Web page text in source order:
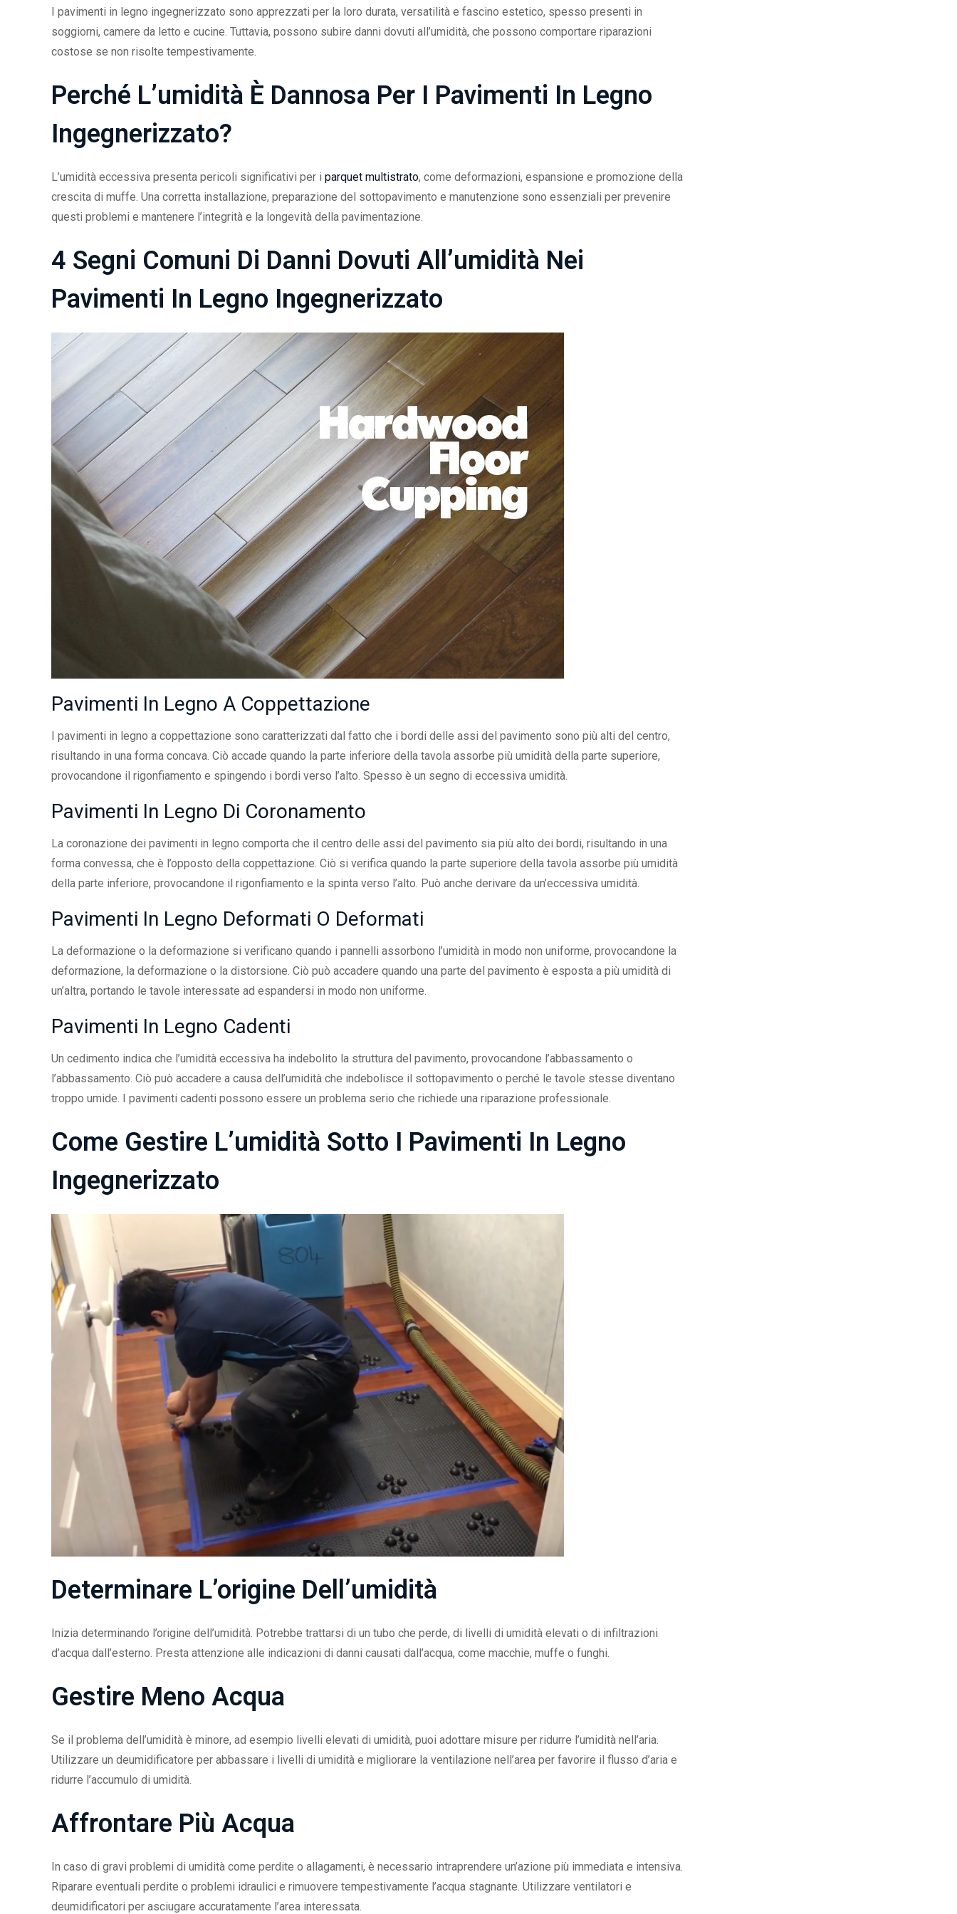
I pavimenti in legno ingegnerizzato sono apprezzati per la loro durata, versatilità e fascino estetico, spesso presenti in
soggiorni, camere da letto e cucine. Tuttavia, possono subire danni dovuti all’umidità, che possono comportare riparazioni
costose se non risolte tempestivamente.
Perché L’umidità È Dannosa Per I Pavimenti In Legno
Ingegnerizzato?
L’umidità eccessiva presenta pericoli significativi per i parquet multistrato, come deformazioni, espansione e promozione della
crescita di muffe. Una corretta installazione, preparazione del sottopavimento e manutenzione sono essenziali per prevenire
questi problemi e mantenere l’integrità e la longevità della pavimentazione.
4 Segni Comuni Di Danni Dovuti All’umidità Nei
Pavimenti In Legno Ingegnerizzato
Pavimenti In Legno A Coppettazione
I pavimenti in legno a coppettazione sono caratterizzati dal fatto che i bordi delle assi del pavimento sono più alti del centro,
risultando in una forma concava. Ciò accade quando la parte inferiore della tavola assorbe più umidità della parte superiore,
provocandone il rigonfiamento e spingendo i bordi verso l’alto. Spesso è un segno di eccessiva umidità.
Pavimenti In Legno Di Coronamento
La coronazione dei pavimenti in legno comporta che il centro delle assi del pavimento sia più alto dei bordi, risultando in una
forma convessa, che è l’opposto della coppettazione. Ciò si verifica quando la parte superiore della tavola assorbe più umidità
della parte inferiore, provocandone il rigonfiamento e la spinta verso l’alto. Può anche derivare da un’eccessiva umidità.
Pavimenti In Legno Deformati O Deformati
La deformazione o la deformazione si verificano quando i pannelli assorbono l’umidità in modo non uniforme, provocandone la
deformazione, la deformazione o la distorsione. Ciò può accadere quando una parte del pavimento è esposta a più umidità di
un’altra, portando le tavole interessate ad espandersi in modo non uniforme.
Pavimenti In Legno Cadenti
Un cedimento indica che l’umidità eccessiva ha indebolito la struttura del pavimento, provocandone l’abbassamento o
l’abbassamento. Ciò può accadere a causa dell’umidità che indebolisce il sottopavimento o perché le tavole stesse diventano
troppo umide. I pavimenti cadenti possono essere un problema serio che richiede una riparazione professionale.
Come Gestire L’umidità Sotto I Pavimenti In Legno
Ingegnerizzato
Determinare L’origine Dell’umidità
Inizia determinando l’origine dell’umidità. Potrebbe trattarsi di un tubo che perde, di livelli di umidità elevati o di infiltrazioni
d’acqua dall’esterno. Presta attenzione alle indicazioni di danni causati dall’acqua, come macchie, muffe o funghi.
Gestire Meno Acqua
Se il problema dell’umidità è minore, ad esempio livelli elevati di umidità, puoi adottare misure per ridurre l’umidità nell’aria.
Utilizzare un deumidificatore per abbassare i livelli di umidità e migliorare la ventilazione nell’area per favorire il flusso d’aria e
ridurre l’accumulo di umidità.
Affrontare Più Acqua
In caso di gravi problemi di umidità come perdite o allagamenti, è necessario intraprendere un’azione più immediata e intensiva.
Riparare eventuali perdite o problemi idraulici e rimuovere tempestivamente l’acqua stagnante. Utilizzare ventilatori e
deumidificatori per asciugare accuratamente l’area interessata.